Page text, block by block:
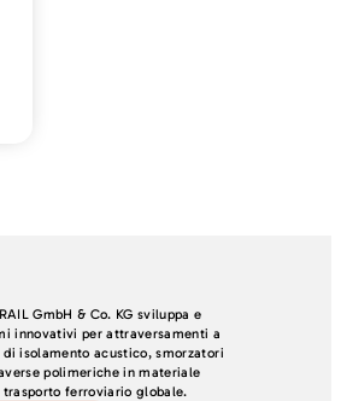
GmbH & Co. KG sviluppa e
innovativi per attraversamenti a
di isolamento acustico, smorzatori
polimeriche in materiale
ferroviario globale.